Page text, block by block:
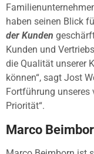
haben seinen Blick
der Kunden
Kunden und
die Qualität unserer
können“, sagt Jost
Fortführung unseres
Priorität“.
Marco